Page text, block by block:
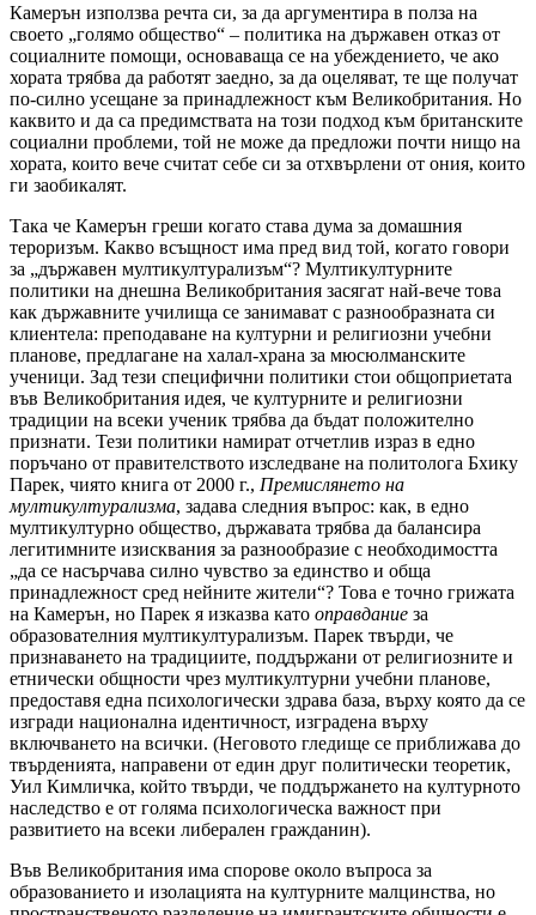
Камерън използва речта си, за да аргументира в полза на
своето „голямо общество“ – политика на държавен отказ от
социалните помощи, основаваща се на убеждението, че ако
хората трябва да работят заедно, за да оцеляват, те ще получат
по-силно усещане за принадлежност към Великобритания. Но
каквито и да са предимствата на този подход към британските
социални проблеми, той не може да предложи почти нищо на
хората, които вече считат себе си за отхвърлени от ония, които
ги заобикалят.
Така че Камерън греши когато става дума за домашния
тероризъм. Какво всъщност има пред вид той, когато говори
за „държавен мултикултурализъм“? Мултикултурните
политики на днешна Великобритания засягат най-вече това
как държавните училища се занимават с разнообразната си
клиентела: преподаване на културни и религиозни учебни
планове, предлагане на халал-храна за мюсюлманските
ученици. Зад тези специфични политики стои общоприетата
във Великобритания идея, че културните и религиозни
традиции на всеки ученик трябва да бъдат положително
признати. Тези политики намират отчетлив израз в едно
поръчано от правителството изследване на политолога Бхику
Парек, чиято книга от 2000 г., Премислянето на
мултикултурализма, задава следния въпрос: как, в едно
мултикултурно общество, държавата трябва да балансира
легитимните изисквания за разнообразие с необходимостта
„да се насърчава силно чувство за единство и обща
принадлежност сред нейните жители“? Това е точно грижата
на Камерън, но Парек я изказва като оправдание за
образователния мултикултурализъм. Парек твърди, че
признаването на традициите, поддържани от религиозните и
етнически общности чрез мултикултурни учебни планове,
предоставя една психологически здрава база, върху която да се
изгради национална идентичност, изградена върху
включването на всички. (Неговото гледище се приближава до
твърденията, направени от един друг политически теоретик,
Уил Кимличка, който твърди, че поддържането на културното
наследство е от голяма психологическа важност при
развитието на всеки либерален гражданин).
Във Великобритания има спорове около въпроса за
образованието и изолацията на културните малцинства, но